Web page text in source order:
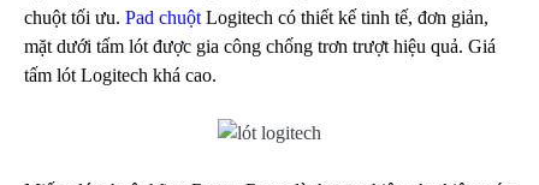
chuột tối ưu. Pad chuột Logitech có thiết kế tinh tế, đơn giản,
mặt dưới tấm lót được gia công chống trơn trượt hiệu quả. Giá
tấm lót Logitech khá cao.